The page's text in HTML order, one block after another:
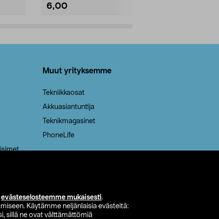
evästeselosteemme mukaisesti.
Käytämme neljänlaisia evästeitä:
sillä ne ovat välttämättömiä
6,00
Muut yrityksemme
Tekniikkaosat
Akkuasiantuntija
Teknikmagasinet
PhoneLife